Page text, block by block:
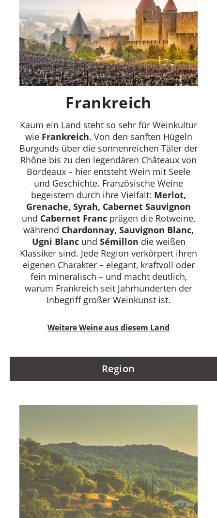
Frankreich
Kaum ein Land steht so sehr für Weinkultur
wie Frankreich. Von den sanften Hügeln
Burgunds über die sonnenreichen Täler der
Rhône bis zu den legendären Châteaux von
Bordeaux – hier entsteht Wein mit Seele
und Geschichte. Französische Weine
begeistern durch ihre Vielfalt: Merlot,
Grenache, Syrah, Cabernet Sauvignon
und Cabernet Franc prägen die Rotweine,
während Chardonnay, Sauvignon Blanc,
Ugni Blancund Sémillon die weißen
Klassiker sind. Jede Region verkörpert ihren
eigenen Charakter – elegant, kraftvoll oder
fein mineralisch – und macht deutlich,
warum Frankreich seit Jahrhunderten der
Inbegriff großer Weinkunst ist.
Weitere Weine aus diesem Land
Region